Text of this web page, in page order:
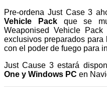
Pre-ordena Just Case 3
Vehicle Packque se
Weaponised Vehicle
exclusivos preparados
con el poder de fuego para
Just Cause 3 estará
One y Windows PC en